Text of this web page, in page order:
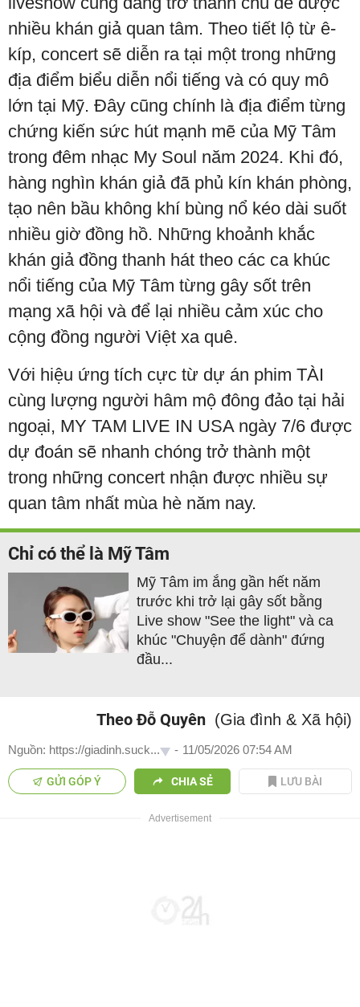
nhiều khán giả quan tâm. Theo tiết lộ từ ê-
kíp, concert sẽ diễn ra tại một trong những
địa điểm biểu diễn nổi tiếng và có quy mô
lớn tại Mỹ. Đây cũng chính là địa điểm từng
chứng kiến sức hút mạnh mẽ của Mỹ Tâm
trong đêm nhạc My Soul năm 2024. Khi đó,
hàng nghìn khán giả đã phủ kín khán phòng,
tạo nên bầu không khí bùng nổ kéo dài suốt
nhiều giờ đồng hồ. Những khoảnh khắc
khán giả đồng thanh hát theo các ca khúc
nổi tiếng của Mỹ Tâm từng gây sốt trên
mạng xã hội và để lại nhiều cảm xúc cho
cộng đồng người Việt xa quê.
Với hiệu ứng tích cực từ dự án phim TÀI
cùng lượng người hâm mộ đông đảo tại hải
ngoại, MY TAM LIVE IN USA ngày 7/6 được
dự đoán sẽ nhanh chóng trở thành một
trong những concert nhận được nhiều sự
quan tâm nhất mùa hè năm nay.
Chỉ có thể là Mỹ Tâm
Mỹ Tâm im ắng gần hết năm
trước khi trở lại gây sốt bằng
Live show "See the light" và ca
khúc "Chuyện để dành" đứng
đầu...
Theo Đỗ Quyên (Gia đình & Xã hội)
Nguồn: https://giadinh.suck... - 11/05/2026 07:54 AM
GỬI GÓP Ý CHIA SẺ LƯU BÀI